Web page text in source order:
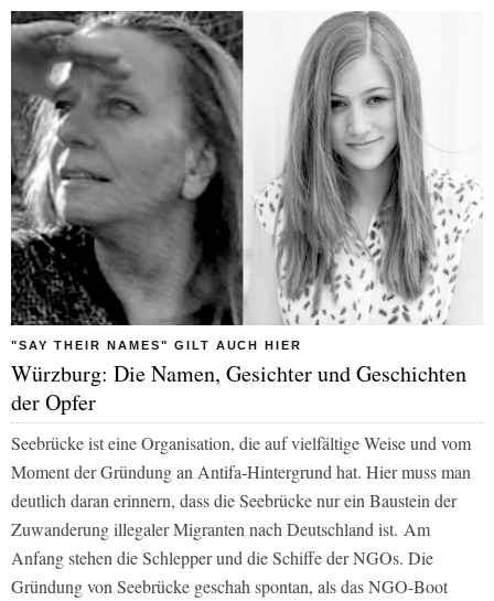
"SAY THEIR NAMES" GILT AUCH HIER
Würzburg: Die Namen, Gesichter und Geschichten
der Opfer
Seebrücke ist eine Organisation, die auf vielfältige Weise und vom
Moment der Gründung an Antifa-Hintergrund hat. Hier muss man
deutlich daran erinnern, dass die Seebrücke nur ein Baustein der
Zuwanderung illegaler Migranten nach Deutschland ist. Am
Anfang stehen die Schlepper und die Schiffe der NGOs. Die
Gründung von Seebrücke geschah spontan, als das NGO-Boot